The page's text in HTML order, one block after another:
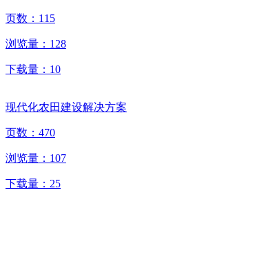
页数： 115
浏览量： 128
下载量： 10
现代化农田建设解决方案
页数： 470
浏览量： 107
下载量： 25